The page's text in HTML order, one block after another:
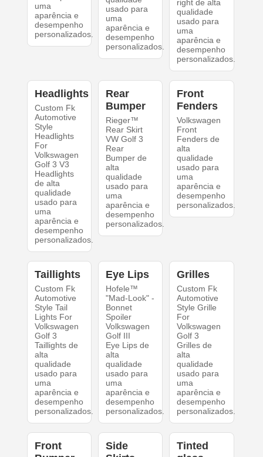
uma
aparência e
desempenho
personalizados.
usado para
uma
aparência e
desempenho
personalizados.
right de alta
qualidade
usado para
uma
aparência e
desempenho
personalizados.
Headlights
Custom Fk
Automotive
Style
Headlights
For
Volkswagen
Golf 3 V3
Headlights
de alta
qualidade
usado para
uma
aparência e
desempenho
personalizados.
Rear
Bumper
Rieger™
Rear Skirt
VW Golf 3
Rear
Bumper de
alta
qualidade
usado para
uma
aparência e
desempenho
personalizados.
Front
Fenders
Volkswagen
Front
Fenders de
alta
qualidade
usado para
uma
aparência e
desempenho
personalizados.
Taillights
Custom Fk
Automotive
Style Tail
Lights For
Volkswagen
Golf 3
Taillights de
alta
qualidade
usado para
uma
aparência e
desempenho
personalizados.
Eye Lips
Hofele™
"Mad-Look" -
Bonnet
Spoiler
Volkswagen
Golf III
Eye Lips de
alta
qualidade
usado para
uma
aparência e
desempenho
personalizados.
Grilles
Custom Fk
Automotive
Style Grille
For
Volkswagen
Golf 3
Grilles de
alta
qualidade
usado para
uma
aparência e
desempenho
personalizados.
Front
Side
Tinted